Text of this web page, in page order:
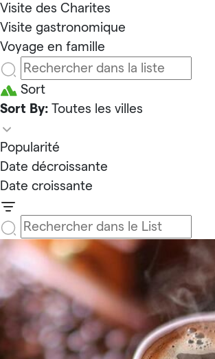
Visite des Charites
Visite gastronomique
Voyage en famille
Sort
Sort By: Toutes les villes
Popularité
Date décroissante
Date croissante